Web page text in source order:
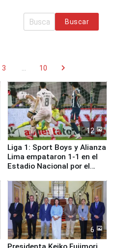
Buscar
3 ... 10 chevron_right
12
Liga 1: Sport Boys y Alianza
Lima empataron 1-1 en el
Estadio Nacional por el
6